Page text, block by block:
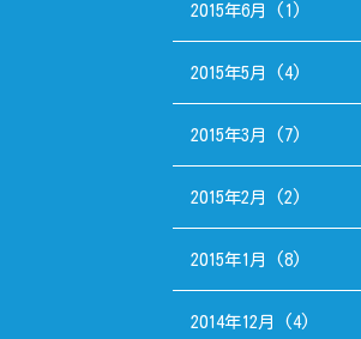
2015年6月 (1)
2015年5月 (4)
2015年3月 (7)
2015年2月 (2)
2015年1月 (8)
2014年12月 (4)